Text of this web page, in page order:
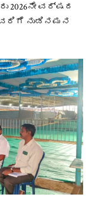
2026ನೇ ವರ್ಷದ
ನುಡಿನಮನ